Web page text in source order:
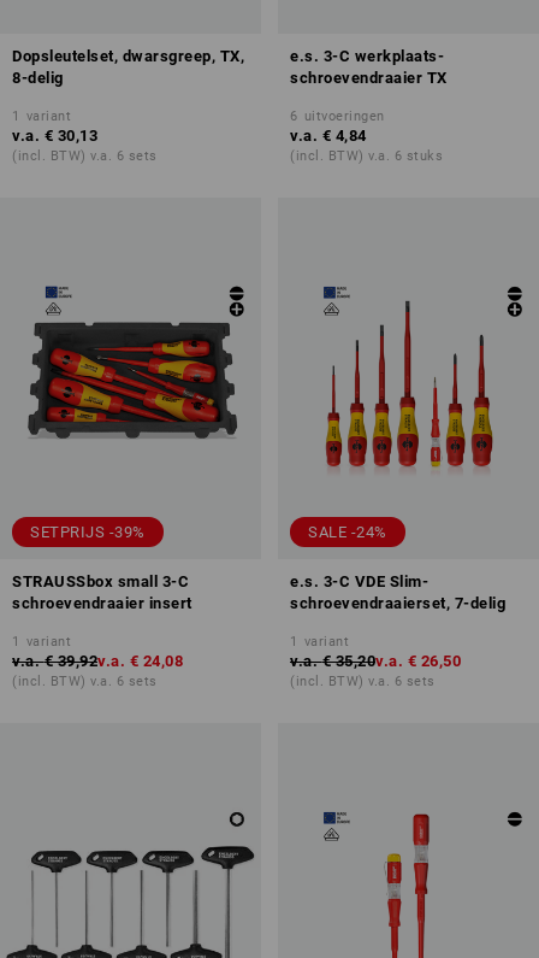
Dopsleutelset, dwarsgreep, TX,
8-delig
1 variant
v.a. € 30,13
(incl. BTW) v.a. 6 sets
e.s. 3-C werkplaats-
schroevendraaier TX
6 uitvoeringen
v.a. € 4,84
(incl. BTW) v.a. 6 stuks
SETPRIJS -39%
STRAUSSbox small 3-C
schroevendraaier insert
1 variant
v.a. € 39,92v.a. € 24,08
(incl. BTW) v.a. 6 sets
SALE -24%
e.s. 3-C VDE Slim-
schroevendraaierset, 7-delig
1 variant
v.a. € 35,20v.a. € 26,50
(incl. BTW) v.a. 6 sets